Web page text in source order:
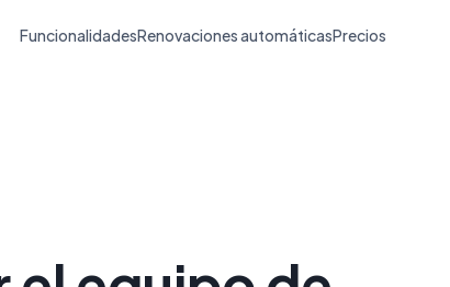
FuncionalidadesRenovaciones automáticasPrecios